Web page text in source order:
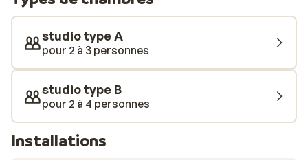
animations de la station! Autre atout de taille? Une
piscine intérieure chauffée et des saunas accueillent
les locataires des appartements en accès libre! Idéal
pour se détendre après une riche journée d’activités!
Le quartier Val Claret est le plus animé de Tignes.
Boites de nuit, pubs et restaurants, les bons vivants et
les noctambules n’auront que l’embarras du choix! Le
domaine skiable Espace Killy est réputé dans le monde
entier par les amateurs de glisse! La diversité de ses
studio type A
pour 2 à 3 personnes
studio type B
pour 2 à 4 personnes
Installations